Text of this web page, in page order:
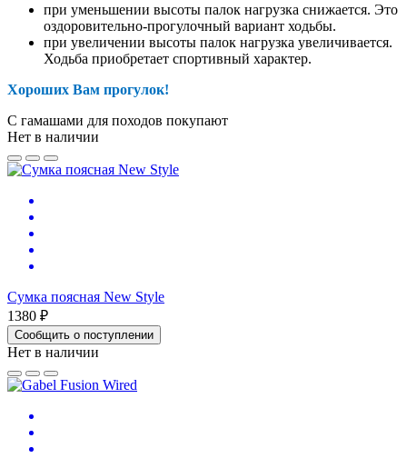
при уменьшении высоты палок нагрузка снижается. Это
оздоровительно-прогулочный вариант ходьбы.
при увеличении высоты палок нагрузка увеличивается.
Ходьба приобретает спортивный характер.
Хороших Вам прогулок!
С гамашами для походов покупают
Нет в наличии
Сумка поясная New Style
1380 ₽
Сообщить о поступлении
Нет в наличии